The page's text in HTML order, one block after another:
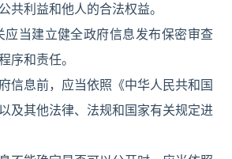
共利益和他人的合法权益。
应当建立健全政府信息发布保密审查
序和责任。
信息前，应当依照《中华人民共和国
及其他法律、法规和国家有关规定进